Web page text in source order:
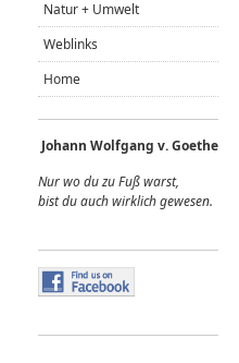
Natur + Umwelt
Weblinks
Home
Johann Wolfgang v. Goethe
Nur wo du zu Fuß warst,
bist du auch wirklich gewesen.